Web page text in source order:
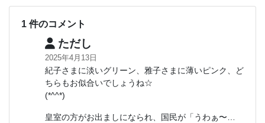
1 件のコメント
ただし
2025年4月13日
紀子さまに淡いグリーン、雅子さまに薄いピンク、ど
ちらもお似合いでしょうね☆
(*^^*)
皇室の方がお出ましになられ、国民が「うわぁ〜…